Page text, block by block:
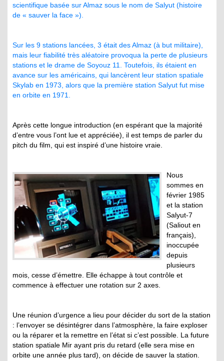
scientifique basée sur Almaz sous le nom de Salyut (histoire
de « sauver la face »).
Sur les 9 stations lancées, 3 était des Almaz (à but militaire),
mais leur fiabilité très aléatoire provoqua la perte de plusieurs
stations et le drame de Soyouz 11. Toutefois, ils étaient en
avance sur les américains, qui lancèrent leur station spatiale
Skylab en 1973, alors que la première station Salyut fut mise
en orbite en 1971.
Après cette longue introduction (en espérant que la majorité
d’entre vous l’ont lue et appréciée), il est temps de parler du
pitch du film, qui est inspiré d’une histoire vraie.
Nous
sommes en
février 1985
et la station
Salyut-7
(Saliout en
français),
inoccupée
depuis
plusieurs
mois, cesse d’émettre. Elle échappe à tout contrôle et
commence à effectuer une rotation sur 2 axes.
Une réunion d’urgence a lieu pour décider du sort de la station
: l’envoyer se désintégrer dans l’atmosphère, la faire exploser
ou la réparer et la remettre en l’état si c’est possible. La future
station spatiale Mir ayant pris du retard (elle sera mise en
orbite une année plus tard), on décide de sauver la station.